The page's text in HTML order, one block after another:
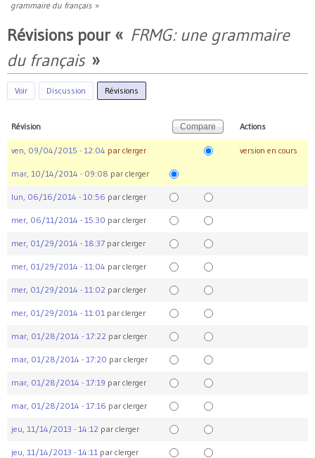
grammaire du français»
Révisions pour « FRMG: une grammaire
du français»
Voir Discussion Révisions
Révision Actions
ven, 09/04/2015 - 12:04 par clerger version en cours
mar, 10/14/2014 - 09:08 par clerger
lun, 06/16/2014 - 10:56 par clerger
mer, 06/11/2014 - 15:30 par clerger
mer, 01/29/2014 - 18:37 par clerger
mer, 01/29/2014 - 11:04 par clerger
mer, 01/29/2014 - 11:02 par clerger
mer, 01/29/2014 - 11:01 par clerger
mar, 01/28/2014 - 17:22 par clerger
mar, 01/28/2014 - 17:20 par clerger
mar, 01/28/2014 - 17:19 par clerger
mar, 01/28/2014 - 17:16 par clerger
jeu, 11/14/2013 - 14:12 par clerger
jeu, 11/14/2013 - 14:11 par clerger